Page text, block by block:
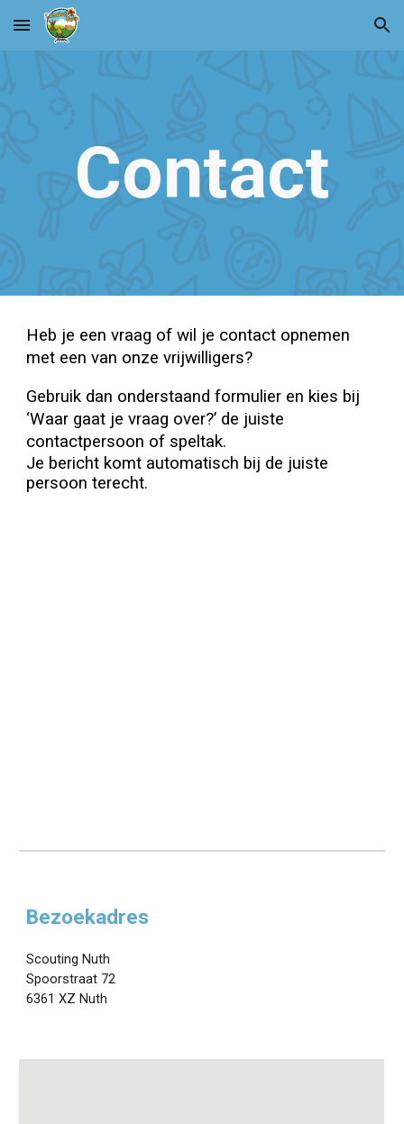
Skip to main content Skip to navigation
Contact
Heb je een vraag of wil je contact opnemen
met een van onze vrijwilligers?
Gebruik dan onderstaand formulier en kies bij
‘Waar gaat je vraag over?’ de juiste
contactpersoon of speltak.
Je bericht komt automatisch bij de juiste
persoon terecht.
Bezoekadres
Scouting Nuth
Spoorstraat 72
6361 XZ Nuth